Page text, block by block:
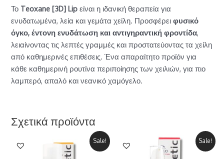
Το Teoxane [3D] Lip είναι η ιδανική θεραπεία για
ενυδατωμένα, λεία και γεμάτα χείλη. Προσφέρειφυσικό
όγκο, έντονη ενυδάτωση και αντιγηραντική φροντίδα,
λειαίνοντας τις λεπτές γραμμές και προστατεύοντας τα χείλη
από καθημερινές επιθέσεις. Ένα απαραίτητο προϊόν για
κάθε καθημερινή ρουτίνα περιποίησης των χειλιών, για πιο
λαμπερό, απαλό και νεανικό χαμόγελο.
Σχετικά προϊόντα
Sale! Sale!